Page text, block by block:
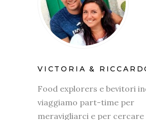
VICTORIA &
Food explorers e bevitori
viaggiamo part-time per
meravigliarci e per cercare